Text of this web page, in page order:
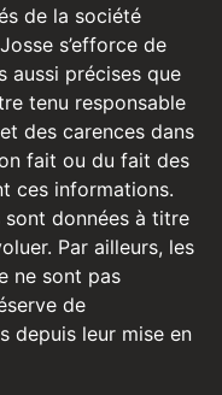
de la société
s’efforce de
aussi précises que
tenu responsable
des carences dans
fait ou du fait des
ces informations.
données à titre
Par ailleurs, les
ne sont pas
de
depuis leur mise en